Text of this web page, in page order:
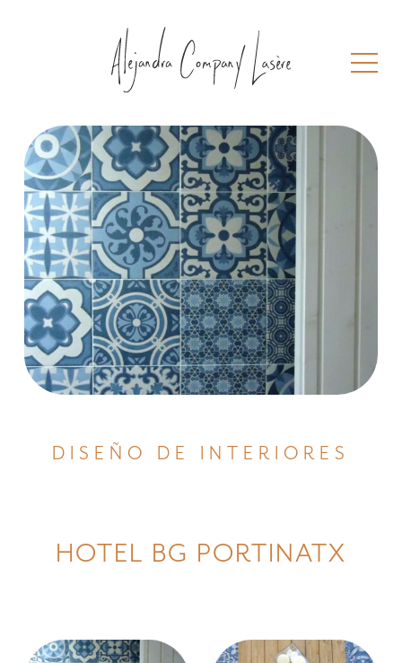
DISEÑO DE INTERIORES
HOTEL BG PORTINATX